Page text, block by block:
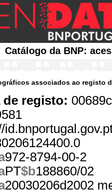
Catálogo da BNP:
associados ao registo
de registo:
972-8794-00-2
PT$b188860/02
20030206d2002